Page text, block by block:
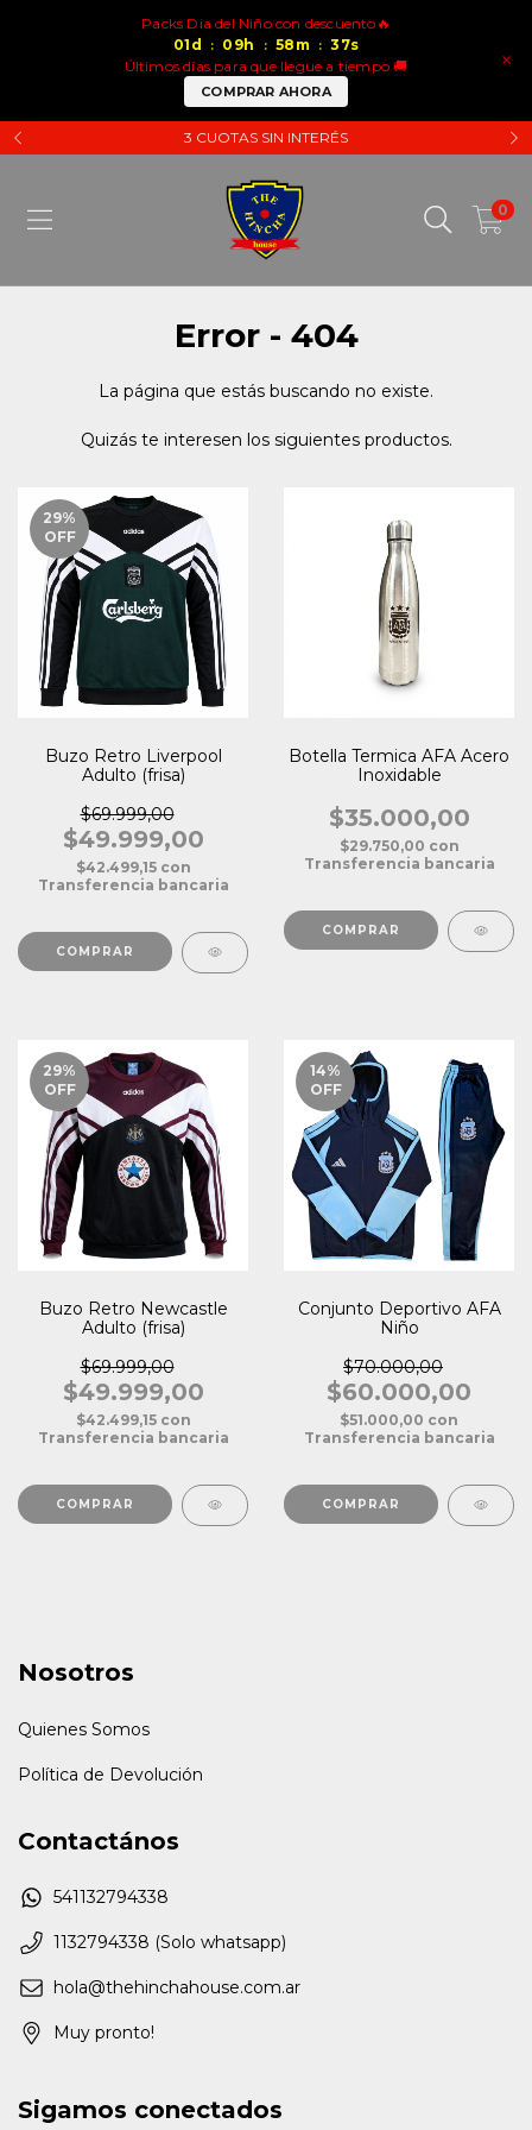
×
Packs Dia del Niño con descuento🔥
01 d : 09h : 58 m : 37s
Últimos días para que llegue a tiempo 🚚
COMPRAR AHORA
3 CUOTAS SIN INTERÉS
0
Error - 404
La página que estás buscando no existe.
Quizás te interesen los siguientes productos.
29%
OFF
Buzo Retro Liverpool
Adulto (frisa)
$69.999,00
$49.999,00
$42.499,15 con
Transferencia bancaria
COMPRAR
Botella Termica AFA Acero
Inoxidable
$35.000,00
$29.750,00 con
Transferencia bancaria
29%
OFF
Buzo Retro Newcastle
Adulto (frisa)
$69.999,00
$49.999,00
$42.499,15 con
Transferencia bancaria
COMPRAR
14%
OFF
Conjunto Deportivo AFA
Niño
$70.000,00
$60.000,00
$51.000,00 con
Transferencia bancaria
COMPRAR
Nosotros
Quienes Somos
Política de Devolución
Contactános
541132794338
1132794338 (Solo whatsapp)
hola@thehinchahouse.com.ar
Muy pronto!
Sigamos conectados